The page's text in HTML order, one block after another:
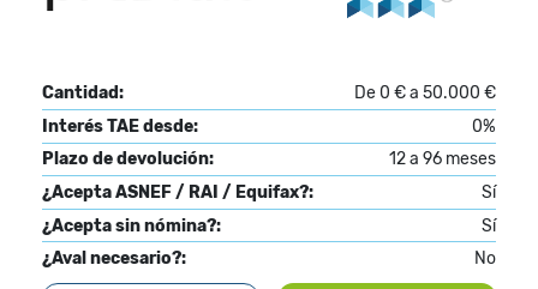
Cantidad:
De 0 € a 50.000 €
Interés TAE desde:
0%
Plazo de devolución:
12 a 96 meses
¿Acepta ASNEF / RAI / Equifax?:
Sí
¿Acepta sin nómina?:
Sí
¿Aval necesario?:
No